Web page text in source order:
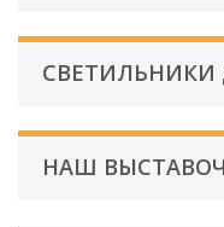
СВЕТИЛЬНИКИ
НАШ